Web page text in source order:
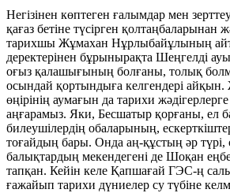
Негізінен көптеген ғалымдар мен
қағаз бетіне түсірген қолтаңбаларынан
тарихшы Жұмахан Нұрлыбайұлының
деректерінен бұрынырақта Шеңгелді
оғыз қалашығының болғаны, толық
осындай қортындыға келгендері
өңірінің аумағын да тарихи
аңғарамыз. Яки, Бесшатыр қорғаны, ел
билеушілердің обаларының,
тоғайдың бары. Онда аң-құстың әр түрі,
балықтардың мекендегені де Шоқан
тапқан. Кейін келе Қапшағай ГЭС-ң
ғажайып тарихи дүниелер су түбіне